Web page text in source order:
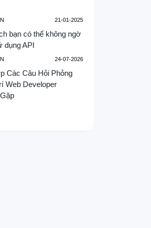
21-01-2025
bạn có thể không ngờ
dụng API
24-07-2026
Các Câu Hỏi Phỏng
Web Developer